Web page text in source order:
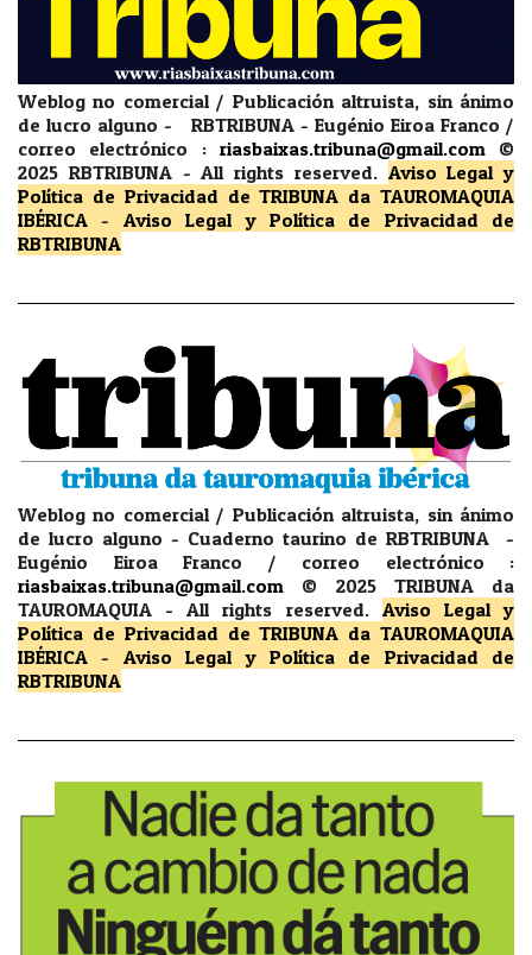
Weblog no comercial / Publicación altruista, sin ánimo
de lucro alguno - RBTRIBUNA - Eugénio Eiroa Franco /
correo electrónico : riasbaixas.tribuna@gmail.com
©
2025 RBTRIBUNA -All rights reserved. Aviso Legal y
Política de Privacidad de TRIBUNA da TAUROMAQUIA
IBÉRICA - Aviso Legal y Política de Privacidad
de
RBTRIBUNA
Weblog no comercial / Publicación altruista, sin ánimo
de lucro alguno - Cuaderno taurino de RBTRIBUNA -
Eugénio Eiroa Franco / correo electrónico :
riasbaixas.tribuna@gmail.com
© 2025 TRIBUNA da
TAUROMAQUIA -All rights reserved. Aviso Legal y
Política de Privacidad de TRIBUNA da TAUROMAQUIA
IBÉRICA - Aviso Legal y Política de Privacidad
de
RBTRIBUNA